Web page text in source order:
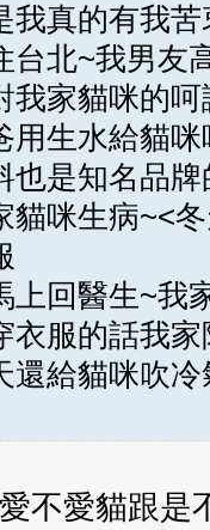
我真的有我苦
台北~我男友
我家貓咪的
用生水給貓
也是知名品牌
貓咪生病~<
上回醫生~我
衣服的話我
還給貓咪吹
不愛貓跟是